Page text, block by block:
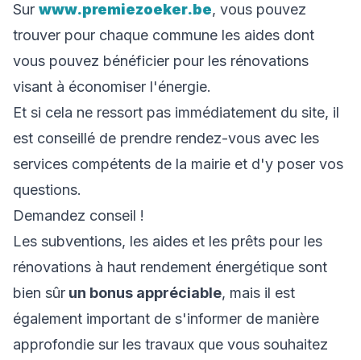
Sur www.premiezoeker.be, vous pouvez
trouver pour chaque commune les aides dont
vous pouvez bénéficier pour les rénovations
visant à économiser l'énergie.
Et si cela ne ressort pas immédiatement du site, il
est conseillé de prendre rendez-vous avec les
services compétents de la mairie et d'y poser vos
questions.
Demandez conseil !
Les subventions, les aides et les prêts pour les
rénovations à haut rendement énergétique sont
bien sûr un bonus appréciable, mais il est
également important de s'informer de manière
approfondie sur les travaux que vous souhaitez